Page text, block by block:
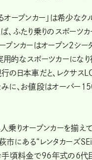
オープンカー」は希少なク
、ふたり乗りのスポーツ
プンカーはオープン2シー
用的なスポーツカーにな
行の日本車だと、レクサス
みに、お値段はオーバー
乗りオープンカーを揃え
市にある“レンタカーズ
頃料金で96年式の6代目